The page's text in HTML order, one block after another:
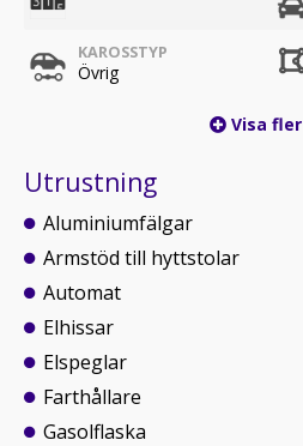
KAROSSTYP
Övrig
Visa fler
Utrustning
Aluminiumfälgar
Armstöd till hyttstolar
Automat
Elhissar
Elspeglar
Farthållare
Gasolflaska